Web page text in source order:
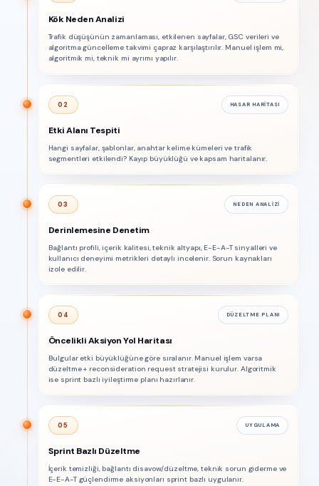
Kök Neden Analizi
Trafik düşüşünün zamanlaması, etkilenen sayfalar, GSC verileri ve
algoritma güncelleme takvimi çapraz karşılaştırılır. Manuel işlem mi,
algoritmik mi, teknik mi ayrımı yapılır.
02 HASAR HARITASI
Etki Alanı Tespiti
Hangi sayfalar, şablonlar, anahtar kelime kümeleri ve trafik
segmentleri etkilendi? Kayıp büyüklüğü ve kapsam haritalanır.
03 NEDEN ANALIZI
Derinlemesine Denetim
Bağlantı profili, içerik kalitesi, teknik altyapı, E-E-A-T sinyalleri ve
kullanıcı deneyimi metrikleri detaylı incelenir. Sorun kaynakları
izole edilir.
04 DÜZELTME PLANI
Öncelikli Aksiyon Yol Haritası
Bulgular etki büyüklüğüne göre sıralanır. Manuel işlem varsa
düzeltme + reconsideration request stratejisi kurulur. Algoritmik
ise sprint bazlı iyileştirme planı hazırlanır.
05 UYGULAMA
Sprint Bazlı Düzeltme
İçerik temizliği, bağlantı disavow/düzeltme, teknik sorun giderme ve
E-E-A-T güçlendirme aksiyonları sprint bazlı uygulanır.